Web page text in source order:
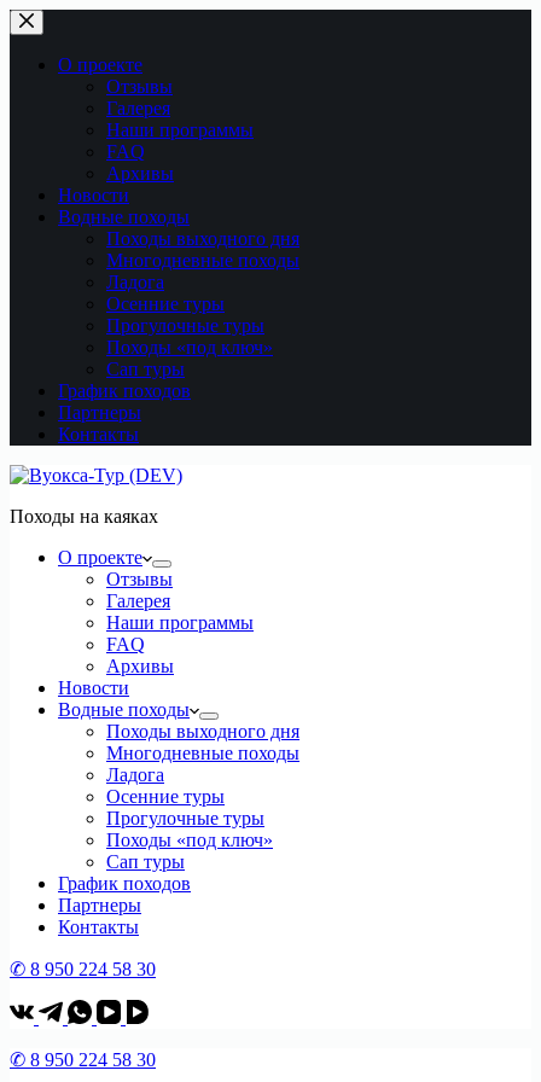
Перейти
к
сути
О проекте
Отзывы
Галерея
Наши программы
FAQ
Архивы
Новости
Водные походы
Походы выходного дня
Многодневные походы
Ладога
Осенние туры
Прогулочные туры
Походы «под ключ»
Сап туры
График походов
Партнеры
Контакты
Походы на каяках
О проекте
Отзывы
Галерея
Наши программы
FAQ
Архивы
Новости
Водные походы
Походы выходного дня
Многодневные походы
Ладога
Осенние туры
Прогулочные туры
Походы «под ключ»
Сап туры
График походов
Партнеры
Контакты
✆ 8 950 224 58 30
✆ 8 950 224 58 30